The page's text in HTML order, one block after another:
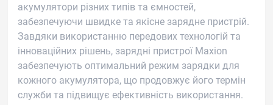
акумулятори різних типів та ємностей,
забезпечуючи швидке та якісне зарядне пристрій.
Завдяки використанню передових технологій та
інноваційних рішень, зарядні пристрої Maxion
забезпечують оптимальний режим зарядки для
кожного акумулятора, що продовжує його термін
служби та підвищує ефективність використання.